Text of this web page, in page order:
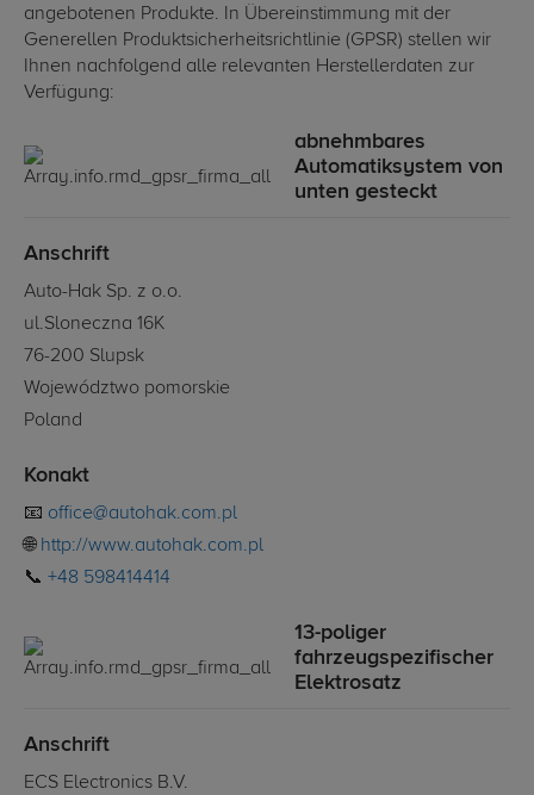
angebotenen Produkte. In Übereinstimmung mit der
Generellen Produktsicherheitsrichtlinie (GPSR) stellen wir
Ihnen nachfolgend alle relevanten Herstellerdaten zur
Verfügung:
abnehmbares
Automatiksystem von
unten gesteckt
Anschrift
Auto-Hak Sp. z o.o.
ul.Sloneczna 16K
76-200 Slupsk
Województwo pomorskie
Poland
Konakt
📧 office@autohak.com.pl
🌐 http://www.autohak.com.pl
📞 +48 598414414
13-poliger
fahrzeugspezifischer
Elektrosatz
Anschrift
ECS Electronics B.V.